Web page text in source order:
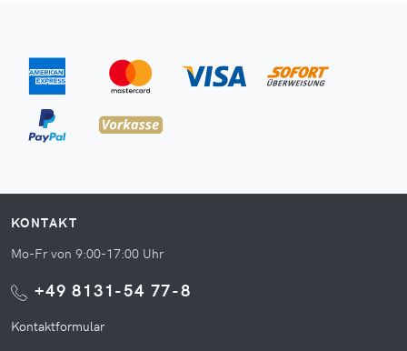
KONTAKT
Mo-Fr von 9:00-17:00 Uhr
+49 8131-54 77-8
Kontaktformular